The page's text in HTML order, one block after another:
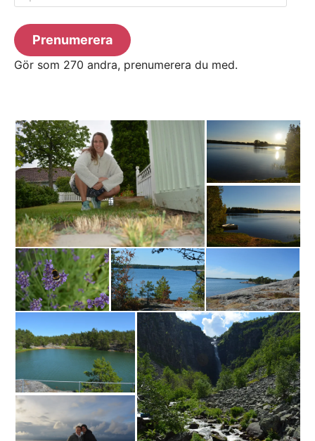
postadress
Prenumerera
Gör som 270 andra, prenumerera du med.